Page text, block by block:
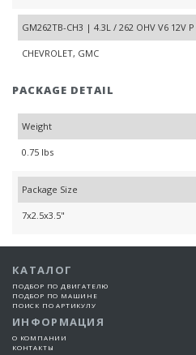
GM262TB-CH3 | 4.3L / 262 OHV V6 12V
CHEVROLET, GMC
PACKAGE DETAIL
Weight
0.75 lbs
Package Size
7x2.5x3.5"
КАТАЛОГ
ПОДБОР ПО ДВИГАТЕЛЮ
ПОДБОР ПО МАШИНЕ
ПОИСК ПО АРТИКУЛУ
ИНФОРМАЦИЯ
О КОМПАНИИ
КОНТАКТЫ